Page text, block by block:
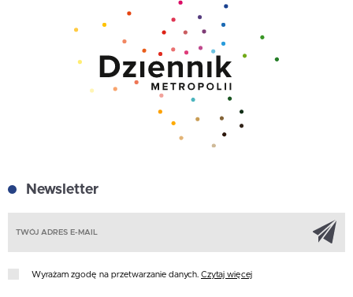
Newsletter
Wyrażam zgodę na przetwarzanie danych. Czytaj więcej